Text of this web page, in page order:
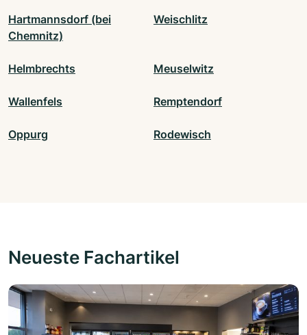
Hartmannsdorf (bei
Chemnitz)
Weischlitz
Helmbrechts Meuselwitz
Wallenfels Remptendorf
Oppurg Rodewisch
Neueste Fachartikel